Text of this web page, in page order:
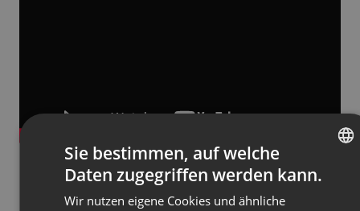
Durch die Integration der Fernlernplattform Ihrer
Schule in Ihr ClickMeeting-Konto können Sie
ENGLISH
FRENCH
Sie bestimmen, auf welche
Daten zugegriffen werden kann.
Wir nutzen eigene Cookies und ähnliche